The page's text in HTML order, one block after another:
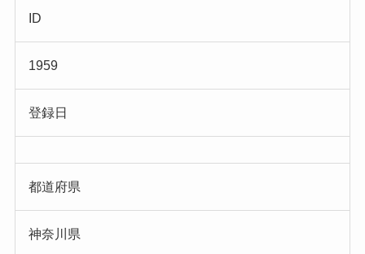
ID
1959
登録日
都道府県
神奈川県